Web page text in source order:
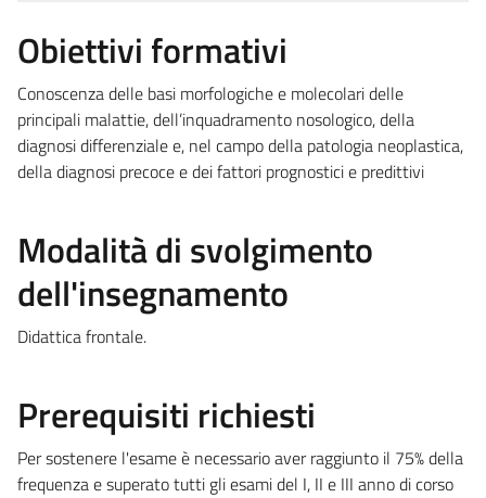
Obiettivi formativi
Conoscenza delle basi morfologiche e molecolari delle
principali malattie, dell’inquadramento nosologico, della
diagnosi differenziale e, nel campo della patologia neoplastica,
della diagnosi precoce e dei fattori prognostici e predittivi
Modalità di svolgimento
dell'insegnamento
Didattica frontale.
Prerequisiti richiesti
Per sostenere l'esame è necessario aver raggiunto il 75% della
frequenza e superato tutti gli esami del I, II e III anno di corso